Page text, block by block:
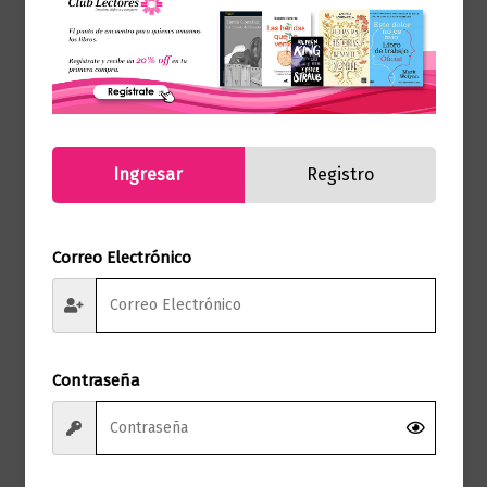
Novela literaria
Ingresar Registro
Correo Electrónico
Contraseña